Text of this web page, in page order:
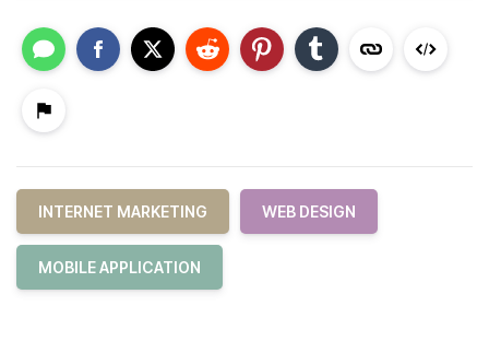
INTERNET MARKETING WEB DESIGN
MOBILE APPLICATION